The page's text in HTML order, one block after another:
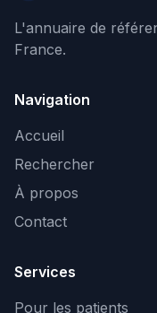
L'annuaire de
France.
Navigation
Accueil
Rechercher
À propos
Contact
Services
Pour les patients